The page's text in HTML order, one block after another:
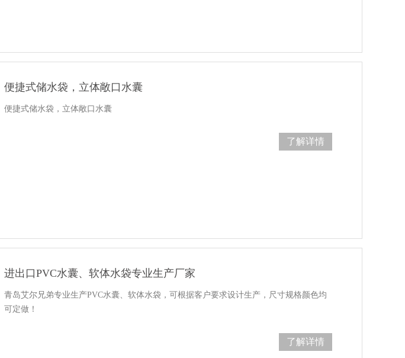
便捷式储水袋，立体敞口水囊
便捷式储水袋，立体敞口水囊
了解详情
进出口PVC水囊、软体水袋专业生产厂家
青岛艾尔兄弟专业生产PVC水囊、软体水袋，可根据客户要求设计生产，尺寸规格颜色均
可定做！
了解详情